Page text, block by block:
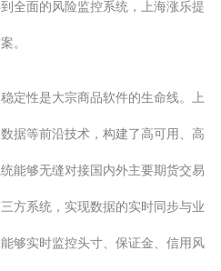
全面的风险监控系统，上海涨乐提
。
定性是大宗商品软件的生命线。上
据等前沿技术，构建了高可用、高
能够无缝对接国内外主要期货交易
方系统，实现数据的实时同步与业
够实时监控头寸、保证金、信用风